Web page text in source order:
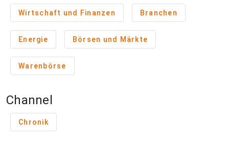
Wirtschaft und Finanzen Branchen
Energie Börsen und Märkte
Warenbörse
Channel
Chronik